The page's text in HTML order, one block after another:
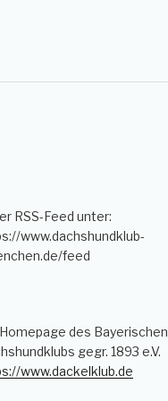
RSS-Feed unter:
www.dachshundklub-
feed
des Bayerischen
gegr. 1893 e.V.
www.dackelklub.de